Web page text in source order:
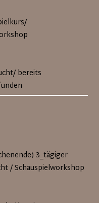
bereits
3_tägiger
/ Schauspielworkshop